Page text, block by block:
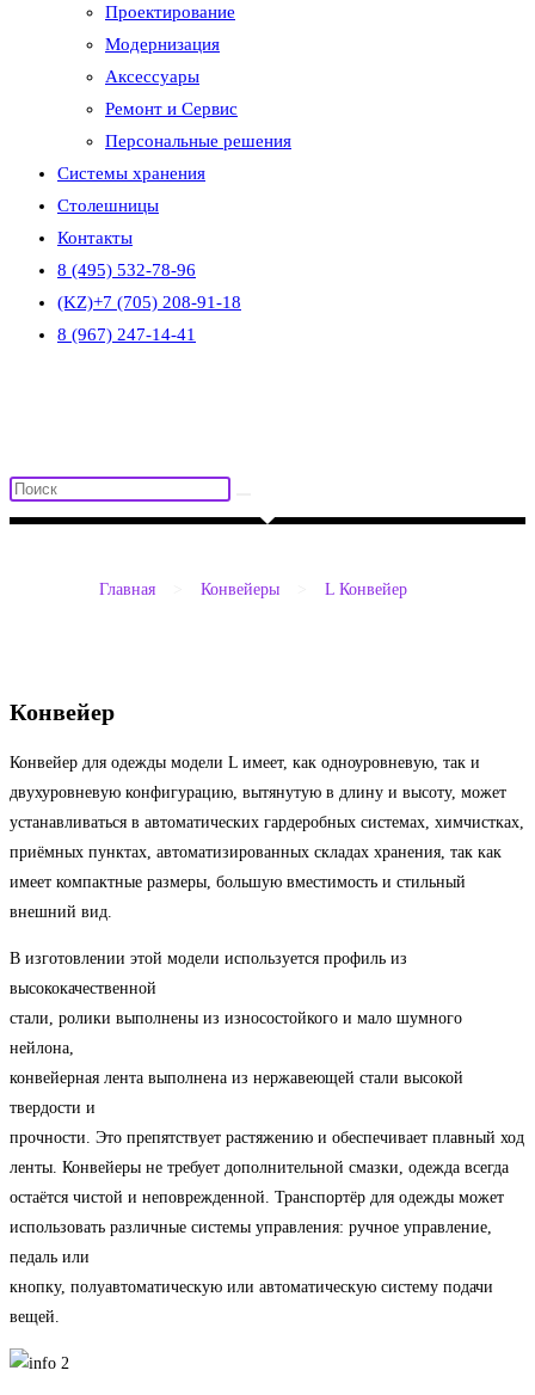
Проектирование
Модернизация
Аксессуары
Ремонт и Сервис
Персональные решения
Системы хранения
Столешницы
Контакты
8 (495) 532-78-96
(KZ)+7 (705) 208-91-18
8 (967) 247-14-41
Главная Конвейеры L Конвейер
Конвейер
Конвейер для одежды модели L имеет, как одноуровневую, так и
двухуровневую конфигурацию, вытянутую в длину и высоту, может
устанавливаться в автоматических гардеробных системах, химчистках,
приёмных пунктах, автоматизированных складах хранения, так как
имеет компактные размеры, большую вместимость и стильный
внешний вид.
В изготовлении этой модели используется профиль из
высококачественной
стали, ролики выполнены из износостойкого и мало шумного
нейлона,
конвейерная лента выполнена из нержавеющей стали высокой
твердости и
прочности. Это препятствует растяжению и обеспечивает плавный ход
ленты. Конвейеры не требует дополнительной смазки, одежда всегда
остаётся чистой и неповрежденной. Транспортёр для одежды может
использовать различные системы управления: ручное управление,
педаль или
кнопку, полуавтоматическую или автоматическую систему подачи
вещей.